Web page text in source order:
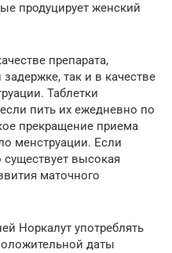
продуцирует женский
препарата,
так и в качестве
Таблетки
пить их ежедневно по
прекращение приема
менструации. Если
высокая
маточного
Норкалут употреблять
даты